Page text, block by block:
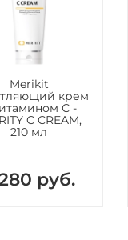
Merikit
крем
С -
C CREAM,
210 мл
руб.